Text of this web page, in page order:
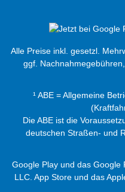
Alle Preise inkl. gesetzl.
ggf.
¹ ABE = Allgemeine
Die ABE ist die
deutschen Straßen- und
Google Play und das Google
LLC. App Store und das